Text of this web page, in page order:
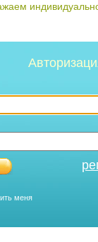
меня